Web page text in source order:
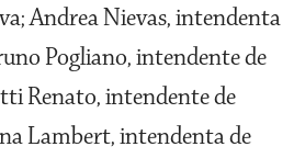
Andrea Nievas, intendenta
Pogliano, intendente de
Renato, intendente de
Lambert, intendenta de